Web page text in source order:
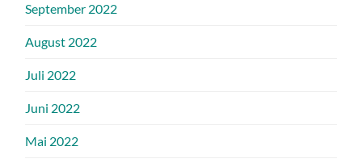
September 2022
August 2022
Juli 2022
Juni 2022
Mai 2022